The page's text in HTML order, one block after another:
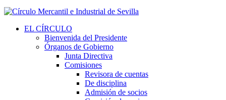
EL CÍRCULO
Bienvenida del Presidente
Órganos de Gobierno
Junta Directiva
Comisiones
Revisora de cuentas
De disciplina
Admisión de socios